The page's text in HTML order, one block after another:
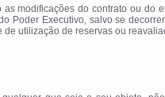
modificações do contrato ou do
Poder Executivo, salvo se
de utilização de reservas ou